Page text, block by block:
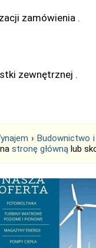
zamówienia .
zewnętrznej .
› Budownictwo
stronę główną lub